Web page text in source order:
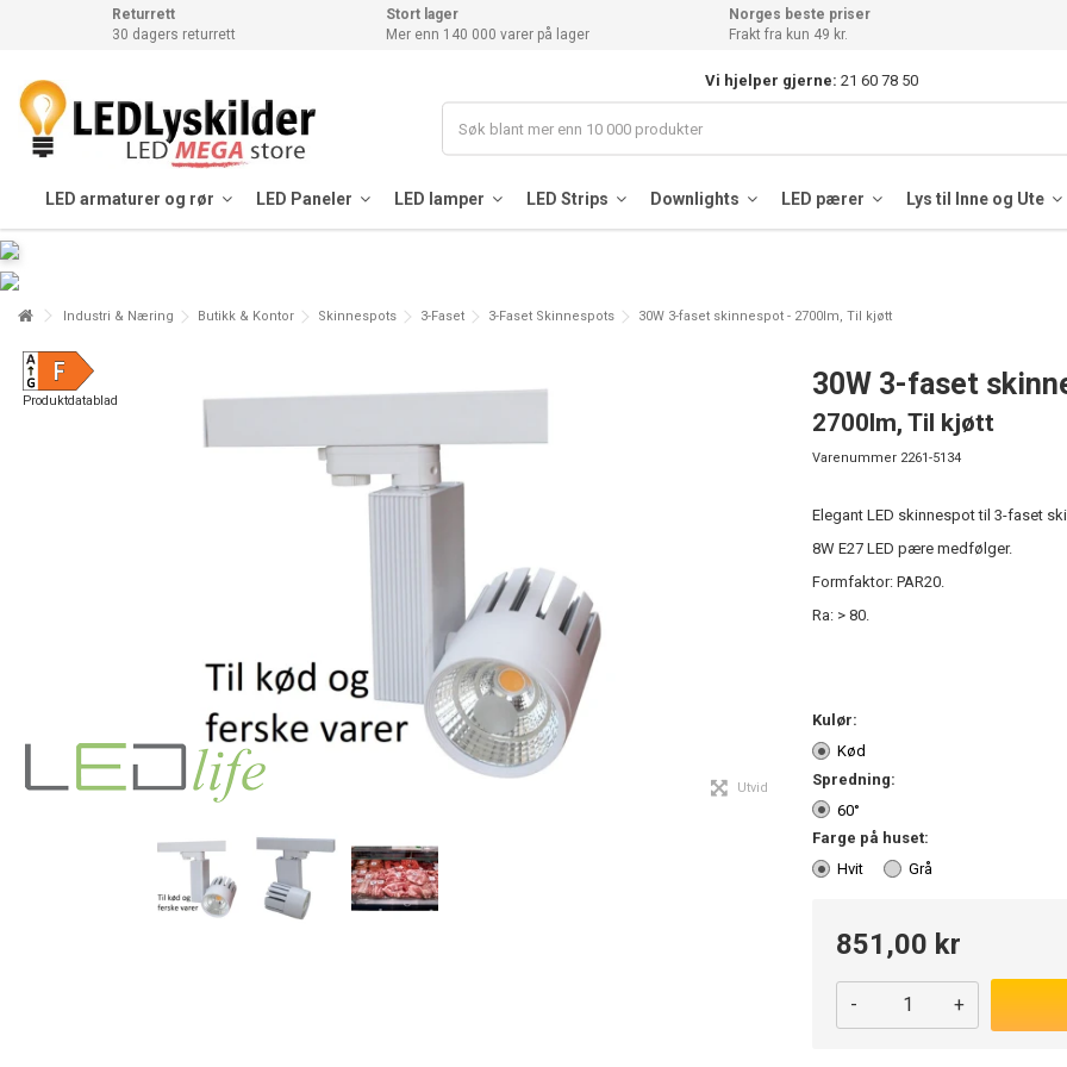
Returrett
30 dagers returrett
Stort lager
Mer enn 140 000 varer på lager
Norges beste priser
Frakt fra kun 49 kr.
Vi hjelper gjerne: 21 60 78 50
LED armaturer og rør LED Paneler LED lamper LED Strips Downlights LED pærer Lys til Inne og Ute
Industri & Næring Butikk & Kontor Skinnespots 3-Faset 3-Faset Skinnespots 30W 3-faset skinnespot - 2700lm, Til kjøtt
Produktdatablad
Utvid
30W 3-faset
2700lm, Til kjøtt
Varenummer 2261-5134
Elegant LED skinnespot til 3-faset
8W E27 LED pære medfølger.
Formfaktor: PAR20.
Ra: > 80.
Kulør:
Kød
Spredning:
60°
Farge på huset:
Hvit
Grå
851,00 kr
- +